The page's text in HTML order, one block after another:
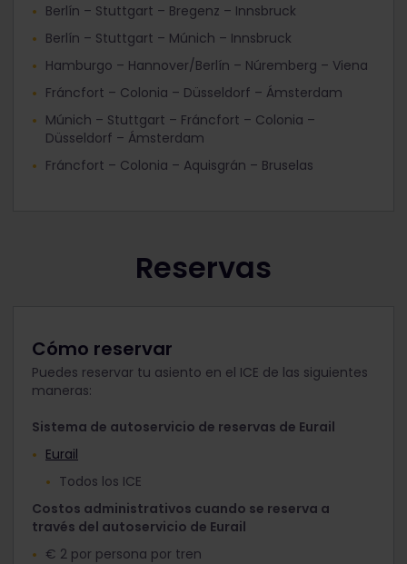
Berlín – Stuttgart – Bregenz – Innsbruck
Berlín – Stuttgart – Múnich – Innsbruck
Hamburgo – Hannover/Berlín – Núremberg – Viena
Fráncfort – Colonia – Düsseldorf – Ámsterdam
Múnich – Stuttgart – Fráncfort – Colonia –
Düsseldorf – Ámsterdam
Fráncfort – Colonia – Aquisgrán – Bruselas
Reservas
Cómo reservar
Puedes reservar tu asiento en el ICE de las siguientes
maneras:
Sistema de autoservicio de reservas de Eurail
Eurail
Todos los ICE
Costos administrativos cuando se reserva a
través del autoservicio de Eurail
€ 2 por persona por tren